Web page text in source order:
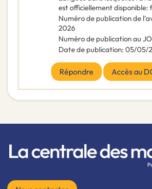
est officiellement disponible:
Numéro de publication de
2026
Numéro de publication au
Date de publication: 05/05/
Répondre Accès au